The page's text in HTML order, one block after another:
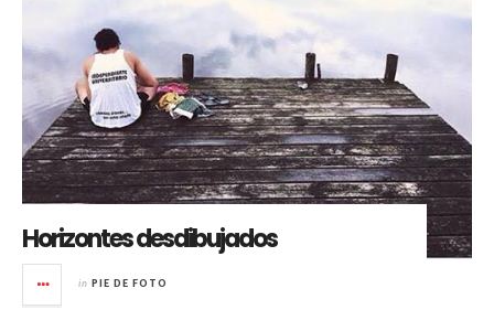
Horizontes desdibujados
in PIE DE FOTO